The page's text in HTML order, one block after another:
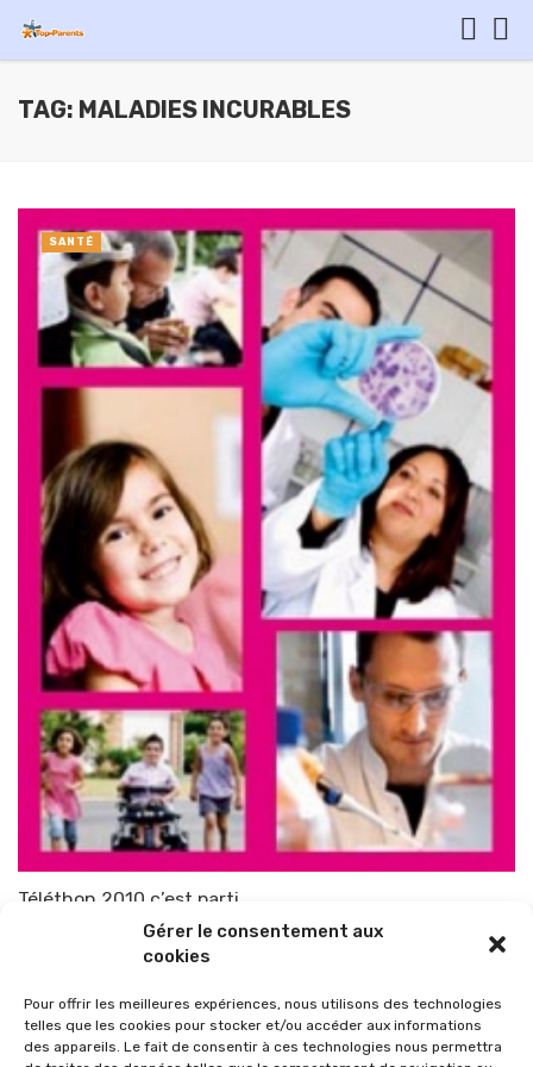
Gérer le consentement aux
cookies
Pour offrir les meilleures expériences, nous utilisons des technologies
telles que les cookies pour stocker et/ou accéder aux informations
des appareils. Le fait de consentir à ces technologies nous permettra
TAG: MALADIES INCURABLES
Téléthon 2010 c’est parti
TOP-PARENTS 1 novembre 2010
SANTÉ